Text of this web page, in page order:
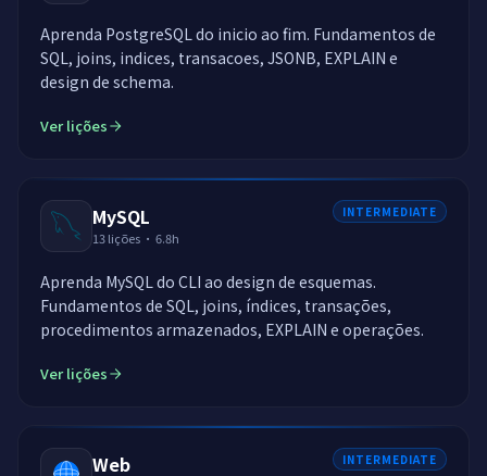
Aprenda PostgreSQL do inicio ao fim. Fundamentos de
SQL, joins, indices, transacoes, JSONB, EXPLAIN e
design de schema.
Ver lições
MySQL
13lições · 6.8h
INTERMEDIATE
Aprenda MySQL do CLI ao design de esquemas.
Fundamentos de SQL, joins, índices, transações,
procedimentos armazenados, EXPLAIN e operações.
Ver lições
Web INTERMEDIATE